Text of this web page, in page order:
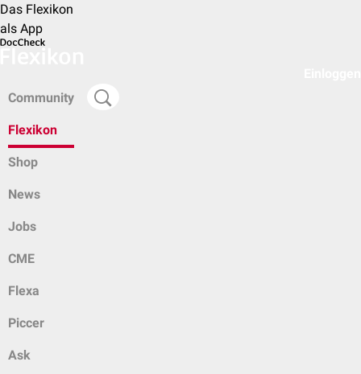
Das Flexikon
als App
Community
Flexikon
Shop
News
Jobs
CME
Flexa
Piccer
Ask